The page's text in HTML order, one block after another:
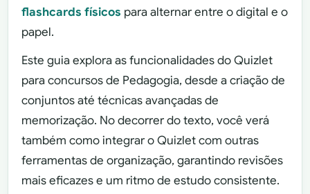
flashcards físicos para alternar entre o digital e o
papel.
Este guia explora as funcionalidades do Quizlet
para concursos de Pedagogia, desde a criação de
conjuntos até técnicas avançadas de
memorização. No decorrer do texto, você verá
também como integrar o Quizlet com outras
ferramentas de organização, garantindo revisões
mais eficazes e um ritmo de estudo consistente.